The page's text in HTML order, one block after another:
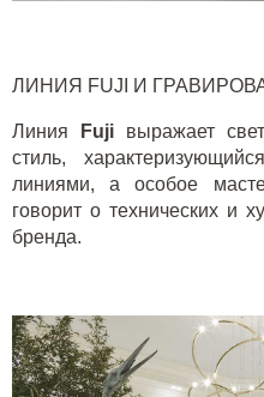
ЛИНИЯ FUJI И
Линия Fuji выражает
стиль,
линиями, а особое
говорит о технических и
бренда.